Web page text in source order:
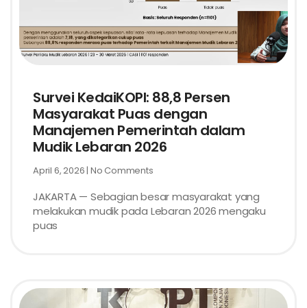
Survei KedaiKOPI: 88,8 Persen
Masyarakat Puas dengan
Manajemen Pemerintah dalam
Mudik Lebaran 2026
April 6, 2026 No Comments
JAKARTA — Sebagian besar masyarakat yang
melakukan mudik pada Lebaran 2026 mengaku
puas